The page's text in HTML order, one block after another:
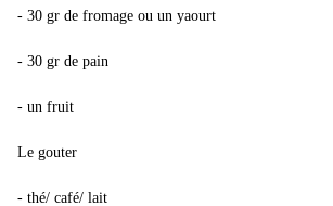
- 30 gr de fromage ou un yaourt
- 30 gr de pain
- un fruit
Le gouter
- thé/ café/ lait